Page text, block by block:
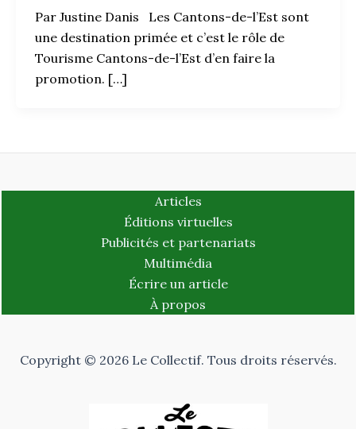
Par Justine Danis Les Cantons-de-l’Est sont
une destination primée et c’est le rôle de
Tourisme Cantons-de-l’Est d’en faire la
promotion. […]
Articles
Éditions virtuelles
Publicités et partenariats
Multimédia
Écrire un article
À propos
Copyright © 2026 Le Collectif. Tous droits réservés.